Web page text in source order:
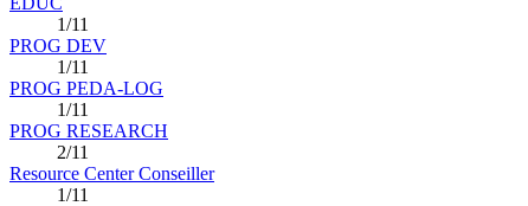
1/11
PROG DEV
1/11
PROG PEDA-LOG
1/11
PROG RESEARCH
2/11
Resource Center Conseiller
1/11